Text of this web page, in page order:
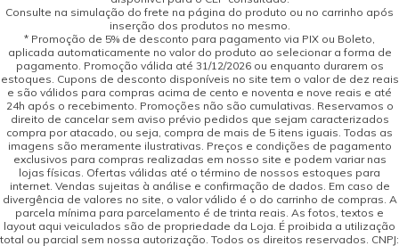
Consulte na simulação do frete na página do produto ou no carrinho após
inserção dos produtos no mesmo.
* Promoção de 5% de desconto para pagamento via PIX ou Boleto,
aplicada automaticamente no valor do produto ao selecionar a forma de
pagamento. Promoção válida até 31/12/2026 ou enquanto durarem os
estoques. Cupons de desconto disponíveis no site tem o valor de dez reais
e são válidos para compras acima de cento e noventa e nove reais e até
24h após o recebimento. Promoções não são cumulativas. Reservamos o
direito de cancelar sem aviso prévio pedidos que sejam caracterizados
compra por atacado, ou seja, compra de mais de 5 itens iguais. Todas as
imagens são meramente ilustrativas. Preços e condições de pagamento
exclusivos para compras realizadas em nosso site e podem variar nas
lojas físicas. Ofertas válidas até o término de nossos estoques para
internet. Vendas sujeitas à análise e confirmação de dados. Em caso de
divergência de valores no site, o valor válido é o do carrinho de compras. A
parcela mínima para parcelamento é de trinta reais. As fotos, textos e
layout aqui veiculados são de propriedade da Loja. É proibida a utilização
total ou parcial sem nossa autorização. Todos os direitos reservados. CNPJ: